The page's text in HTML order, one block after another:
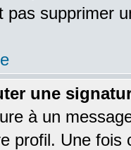
pas supprimer
une
à un
profil. Une fois